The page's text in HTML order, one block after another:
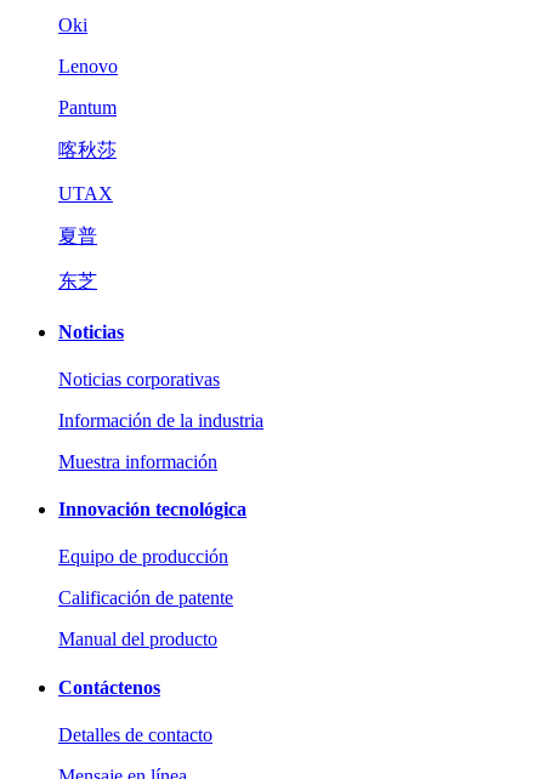
Oki
Lenovo
Pantum
喀秋莎
UTAX
夏普
东芝
Noticias
Noticias corporativas
Información de la industria
Muestra información
Innovación tecnológica
Equipo de producción
Calificación de patente
Manual del producto
Contáctenos
Detalles de contacto